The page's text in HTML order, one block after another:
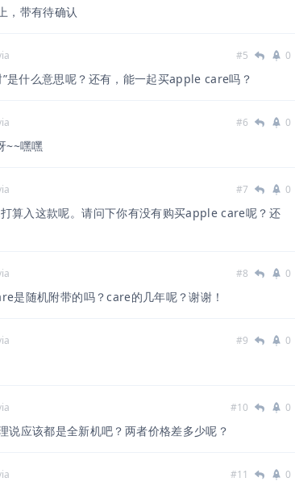
，带有待确认
#5 0
是什么意思呢？还有，能一起买apple care吗？
#6 0
~~嘿嘿
#7 0
算入这款呢。请问下你有没有购买apple care呢？还
#8 0
是随机附带的吗？care的几年呢？谢谢！
#9 0
#10 0
说应该都是全新机吧？两者价格差多少呢？
#11 0